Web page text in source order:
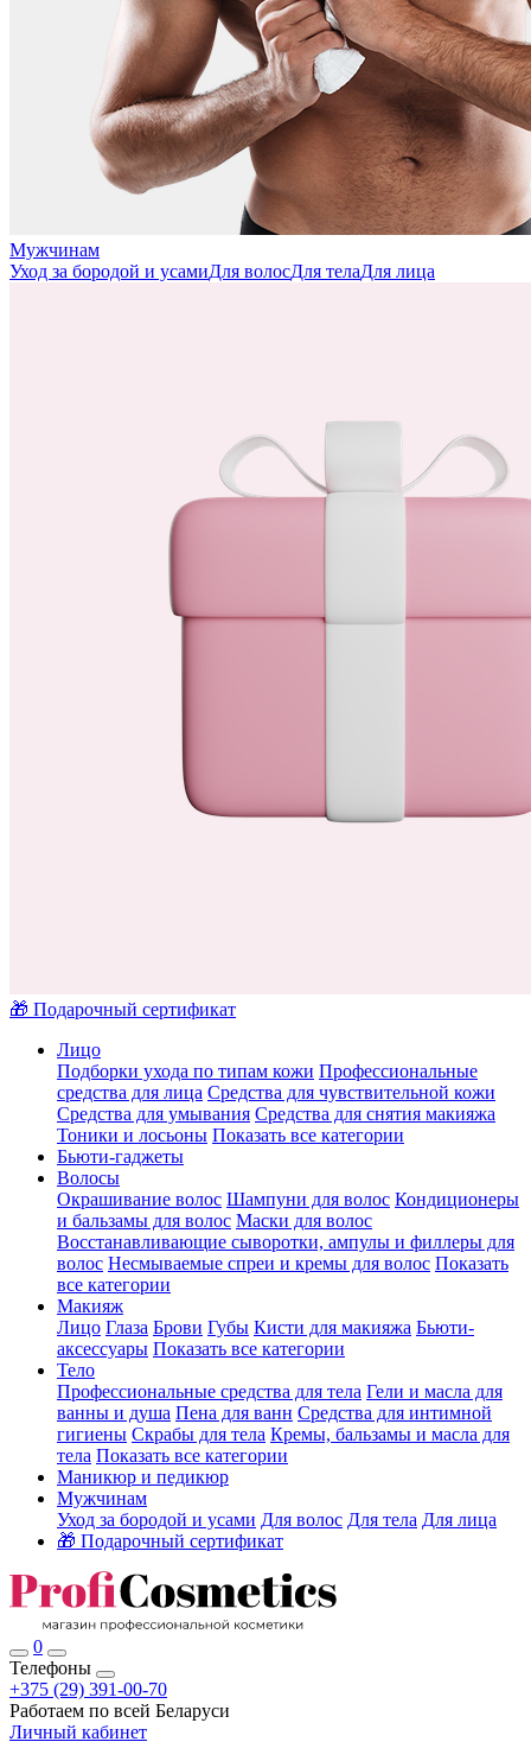
Мужчинам
Уход за бородой и усамиДля волосДля телаДля лица
🎁 Подарочный сертификат
Лицо
Подборки ухода по типам кожи Профессиональные
средства для лица Средства для чувствительной кожи
Средства для умывания Средства для снятия макияжа
Тоники и лосьоны Показать все категории
Бьюти-гаджеты
Волосы
Окрашивание волос Шампуни для волос Кондиционеры
и бальзамы для волос Маски для волос
Восстанавливающие сыворотки, ампулы и филлеры для
волос Несмываемые спреи и кремы для волос Показать
все категории
Макияж
Лицо Глаза Брови Губы Кисти для макияжа Бьюти-
аксессуары Показать все категории
Тело
Профессиональные средства для тела Гели и масла для
ванны и душа Пена для ванн Средства для интимной
гигиены Скрабы для тела Кремы, бальзамы и масла для
тела Показать все категории
Маникюр и педикюр
Мужчинам
Уход за бородой и усами Для волос Для тела Для лица
🎁 Подарочный сертификат
0
Телефоны
+375 (29) 391-00-70
Работаем по всей Беларуси
Личный кабинет